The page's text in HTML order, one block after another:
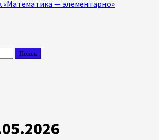
«Математика — элементарно»